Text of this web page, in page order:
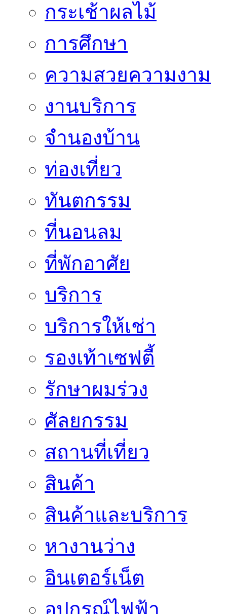
กระเช้าผลไม้
การศึกษา
ความสวยความงาม
งานบริการ
จำนองบ้าน
ท่องเที่ยว
ทันตกรรม
ที่นอนลม
ที่พักอาศัย
บริการ
บริการให้เช่า
รองเท้าเซฟตี้
รักษาผมร่วง
ศัลยกรรม
สถานที่เที่ยว
สินค้า
สินค้าและบริการ
หางานว่าง
อินเตอร์เน็ต
อุปกรณ์ไฟฟ้า